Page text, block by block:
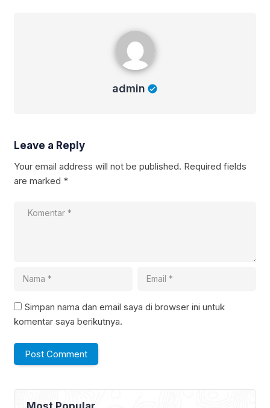
admin
Leave a Reply
Your email address will not be published. Required fields
are marked *
Simpan nama dan email saya di browser ini untuk
komentar saya berikutnya.